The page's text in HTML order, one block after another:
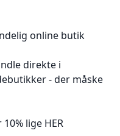
online butik
direkte i
- der måske
10% lige HER